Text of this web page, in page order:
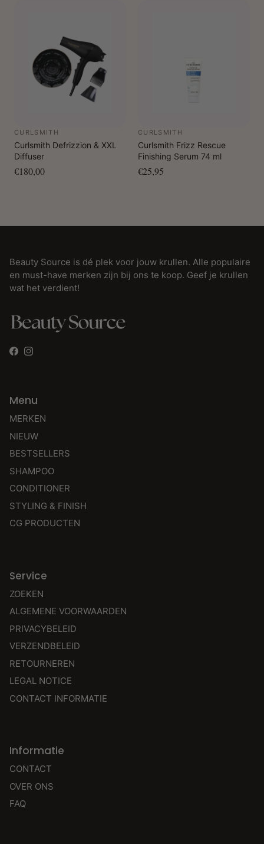
CURLSMITH
Curlsmith Defrizzion & XXL
Diffuser
€180,00
CURLSMITH
Curlsmith Frizz Rescue
Finishing Serum 74 ml
€25,95
Beauty Source is dé plek voor jouw krullen. Alle populaire
en must-have merken zijn bij ons te koop. Geef je krullen
wat het verdient!
Facebook
Instagram
Menu
MERKEN
NIEUW
BESTSELLERS
SHAMPOO
CONDITIONER
STYLING & FINISH
CG PRODUCTEN
Service
ZOEKEN
ALGEMENE VOORWAARDEN
PRIVACYBELEID
VERZENDBELEID
RETOURNEREN
LEGAL NOTICE
CONTACT INFORMATIE
Informatie
CONTACT
OVER ONS
FAQ